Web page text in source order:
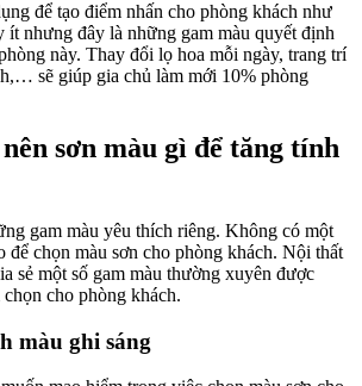
để tạo điểm nhấn cho phòng khách như
ít nhưng đây là những gam màu quyết định
này. Thay đổi lọ hoa mỗi ngày, trang trí
sẽ giúp gia chủ làm mới 10% phòng
sơn màu gì để tăng tính
gam màu yêu thích riêng. Không có một
để chọn màu sơn cho phòng khách. Nội thất
sẻ một số gam màu thường xuyên được
cho phòng khách.
màu ghi sáng